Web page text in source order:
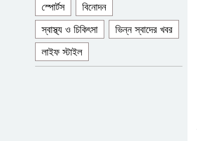
স্পোর্টস বিনোদন
স্বাস্থ্য ও চিকিৎসা ভিন্ন স্বাদের খবর
লাইফ স্টাইল